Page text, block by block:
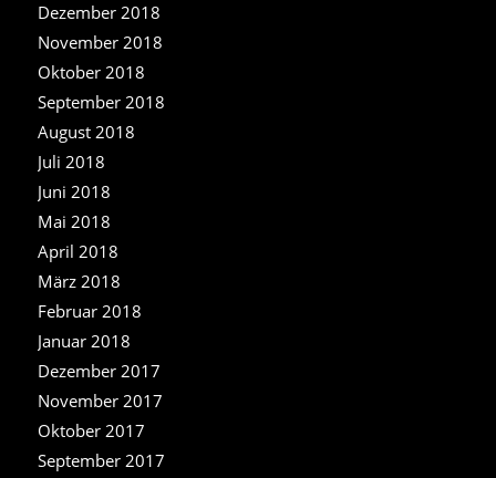
Dezember 2018
November 2018
Oktober 2018
September 2018
August 2018
Juli 2018
Juni 2018
Mai 2018
April 2018
März 2018
Februar 2018
Januar 2018
Dezember 2017
November 2017
Oktober 2017
September 2017